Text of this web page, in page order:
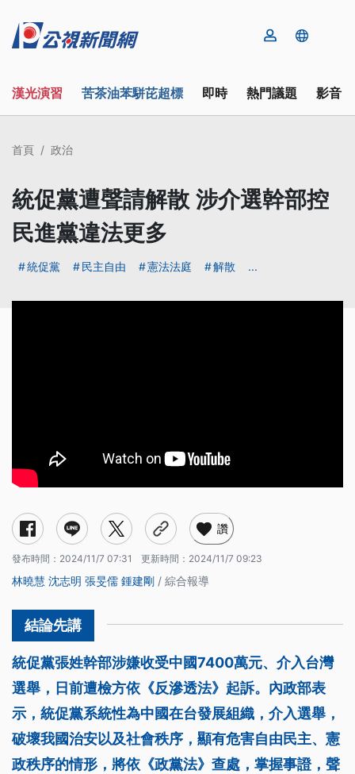
漢光演習 苦茶油苯駢芘超標 即時 熱門議題 影音
首頁 政治
統促黨遭聲請解散 涉介選幹部控
民進黨違法更多
統促黨 民主自由 憲法法庭 解散 ...
讚
發布時間： 2024/11/7 07:31 更新時間： 2024/11/7 09:23
林曉慧 沈志明 張旻儒 鍾建剛 / 綜合報導
統促黨張姓幹部涉嫌收受中國7400萬元、介入台灣
選舉，日前遭檢方依《反滲透法》起訴。內政部表
示，統促黨系統性為中國在台發展組織，介入選舉，
破壞我國治安以及社會秩序，顯有危害自由民主、憲
政秩序的情形，將依《政黨法》查處，掌握事證，聲